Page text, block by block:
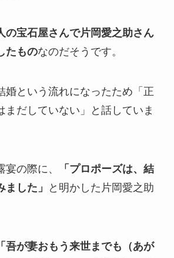
の宝石屋さんで片岡愛之助さん
たものなのだそうです。
婚という流れになったため「正
まだしていない」と話していま
の際に、
「プロポーズは、結
した」
と明かした片岡愛之助
「吾が妻おもう来世までも（あが